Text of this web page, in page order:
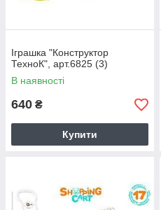
Іграшка "Конструктор
ТехноК", арт.6825 (3)
В наявності
640 ₴
Купити